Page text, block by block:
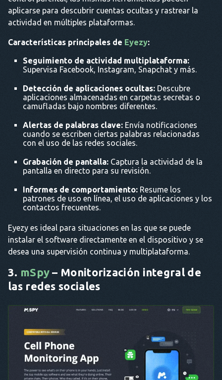
aplicarse para descubrir cuentas ocultas y rastrear la
actividad en múltiples plataformas.
Características principales de Eyezy:
Seguimiento de actividad multiplataforma:
Supervisa Facebook, Instagram, Snapchat y más.
Detección de aplicaciones ocultas: Descubre
aplicaciones almacenadas en carpetas secretas o
camufladas bajo nombres diferentes.
Alertas de palabras clave: Envía notificaciones
cuando se escriben ciertas palabras relacionadas
con el uso de las redes sociales.
Grabación de pantalla: Captura la actividad de la
pantalla en directo para su revisión.
Informes de comportamiento: Resume los
patrones de uso en línea, el uso de aplicaciones y los
contactos frecuentes.
Eyezy es ideal para situaciones en las que se puede
instalar el software directamente en el dispositivo y se
desea una supervisión continua y multiplataforma.
3. mSpy – Monitorización integral de
las redes sociales